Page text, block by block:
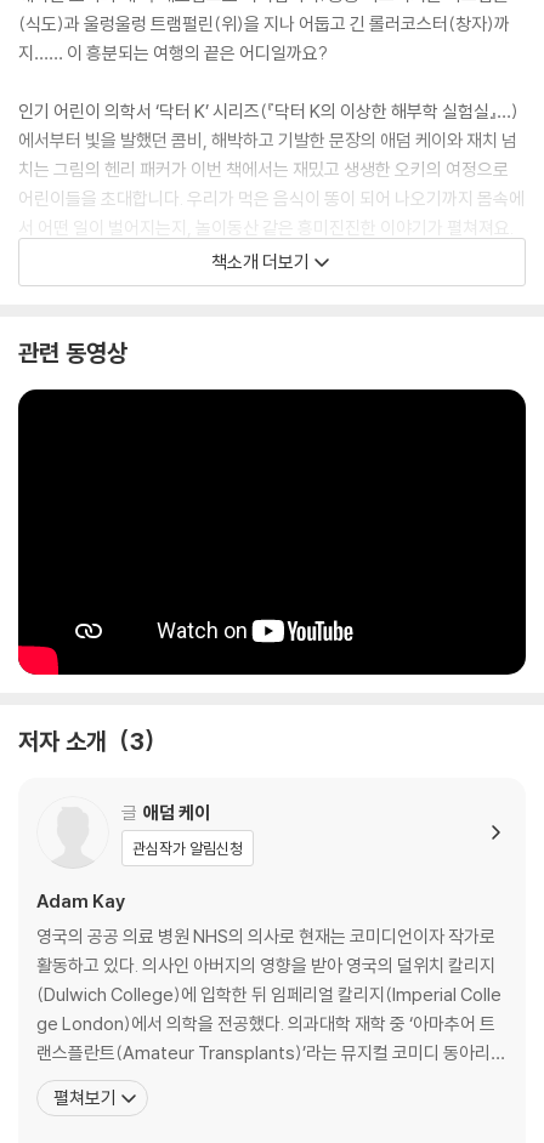
(식도)과 울렁울렁 트램펄린(위)을 지나 어둡고 긴 롤러코스터(창자)까
지…… 이 흥분되는 여행의 끝은 어디일까요?
인기 어린이 의학서 ‘닥터 K’ 시리즈(『닥터 K의 이상한 해부학 실험실』…)
에서부터 빛을 발했던 콤비, 해박하고 기발한 문장의 애덤 케이와 재치 넘
치는 그림의 헨리 패커가 이번 책에서는 재밌고 생생한 오키의 여정으로
어린이들을 초대합니다. 우리가 먹은 음식이 똥이 되어 나오기까지 몸속에
서 어떤 일이 벌어지는지, 놀이동산 같은 흥미진진한 이야기가 펼쳐져요.
오키의 탐험이 계속될수록 다음 페이지가 궁금해 참을 수 없어지지요. 재
치 만점 오키와 친구들의 귀여운 대화, 때로는 감동적이고 눈물 나는 이야
지는지, 골고루 먹은 음식의 소화가 어떻게 이루어지는지 자연스럽게 이해
책소개 더보기
관련 동영상
저자 소개 3
글 애덤 케이
관심작가 알림신청
Adam Kay
영국의 공공 의료 병원 NHS의 의사로 현재는 코미디언이자 작가로
활동하고 있다. 의사인 아버지의 영향을 받아 영국의 덜위치 칼리지
(Dulwich College)에 입학한 뒤 임페리얼 칼리지(Imperial Colle
ge London)에서 의학을 전공했다. 의과대학 재학 중 ‘아마추어 트
랜스플란트(Amateur Transplants)’라는 뮤지컬 코미디 동아리를
만들어 활동하는 등 일찌감치 코미디언의 기질을 발휘했다. 지금은
작가로 어린이들을 위한 책을 쓰고 있다. 『닥터 K의 이상한 해부학 실
펼쳐보기